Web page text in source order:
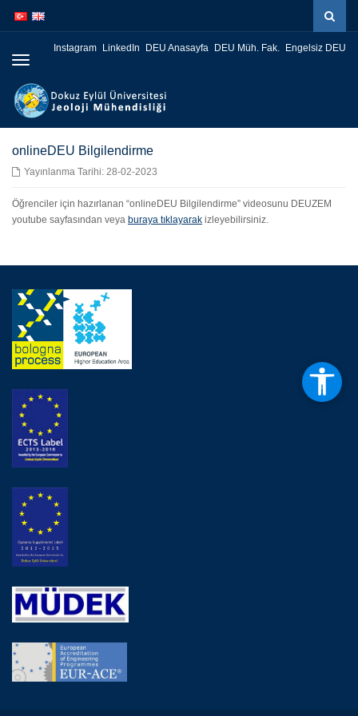
atla
atla
Instagram LinkedIn DEU Anasayfa DEU Müh. Fak.
Engelsiz DEU
Menüye
onlineDEU Bilgilendirme
Yayınlanma Tarihi: 28-02-2023
Öğrenciler için hazırlanan “onlineDEU Bilgilendirme” videosunu DEUZEM
youtube sayfasından veya buraya tıklayarak izleyebilirsiniz.